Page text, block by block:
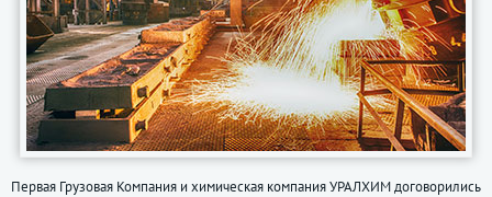
Первая Грузовая Компания и химическая компания УРАЛХИМ договорились